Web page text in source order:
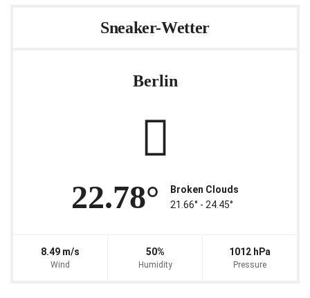
Sneaker-Wetter
Berlin
22.78°
Broken Clouds
21.66° ‐ 24.45°
8.49 m/s
Wind
50%
Humidity
1012 hPa
Pressure